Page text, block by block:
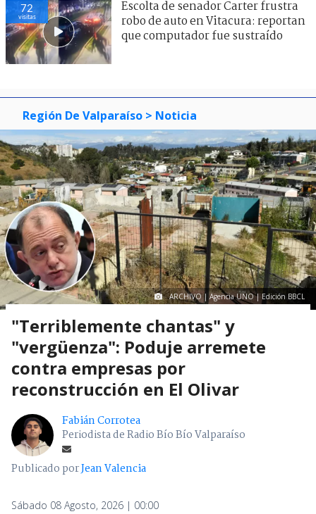
72
visitas
Escolta de senador Carter frustra
robo de auto en Vitacura: reportan
que computador fue sustraído
Región De Valparaíso > Noticia
ARCHIVO | Agencia UNO | Edición BBCL
"Terriblemente chantas" y
"vergüenza": Poduje arremete
contra empresas por
reconstrucción en El Olivar
Fabián Corrotea
Periodista de Radio Bío Bío Valparaíso
Publicado porJean Valencia
Sábado 08 Agosto, 2026 | 00:00